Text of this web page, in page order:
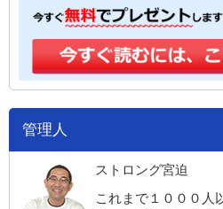
管理人
ストロング宮迫
これまで１０００人